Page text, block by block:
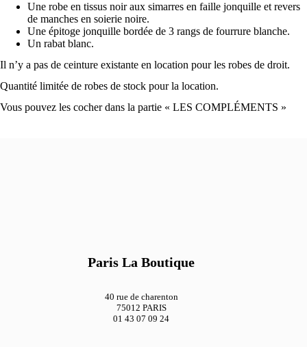
Une robe en tissus noir aux simarres en faille jonquille et revers
de manches en soierie noire.
Une épitoge jonquille bordée de 3 rangs de fourrure blanche.
Un rabat blanc.
Il n’y a pas de ceinture existante en location pour les robes de droit.
Quantité limitée de robes de stock pour la location.
Vous pouvez les cocher dans la partie « LES COMPLÉMENTS »
Paris La Boutique
40 rue de charenton
75012 PARIS
01 43 07 09 24